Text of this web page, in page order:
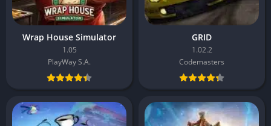
Wrap House Simulator
1.05
PlayWay S.A.
GRID
1.02.2
Codemasters